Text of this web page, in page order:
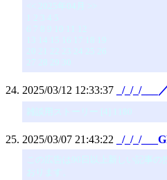
<< 2025年04月 >>
1 2 3 4 5
6 7 8 9 10 11 12
13 14 15 16 17 18 19
20 21 22 23 24 25 26
27 28 29 30
2025/03/12 12:33:37 _/_/_/___
雑談用ストーリー [4] 1180
2025/03/07 21:43:22 _/_/_/
この広告は90日以上新しい記事
おります。